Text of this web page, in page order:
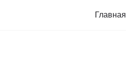
Главная